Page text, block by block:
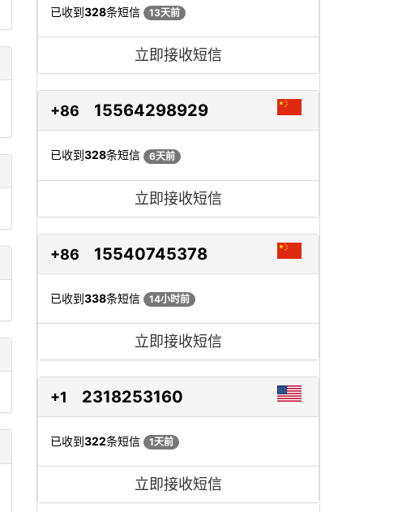
已收到328条短信 13天前
立即接收短信
+86 15564298929
已收到328条短信 6天前
立即接收短信
+86 15540745378
已收到338条短信 14小时前
立即接收短信
+1 2318253160
已收到322条短信 1天前
立即接收短信